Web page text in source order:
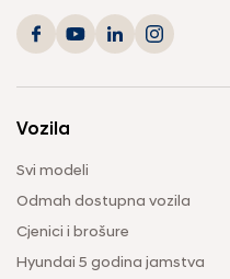
Vozila
Svi modeli
Odmah dostupna vozila
Cjenici i brošure
Hyundai 5 godina jamstva